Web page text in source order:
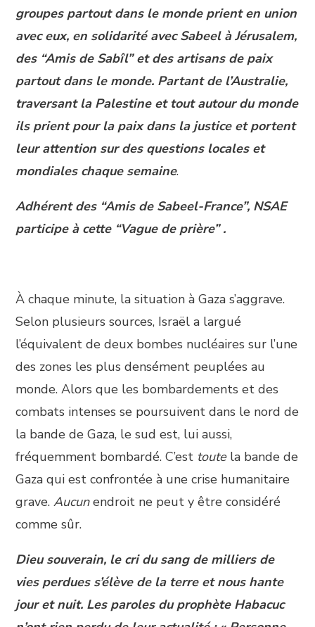
groupes partout dans le monde prient en union
avec eux, en solidarité avec Sabeel à Jérusalem,
des “Amis de Sabîl” et des artisans de paix
partout dans le monde. Partant de l’Australie,
traversant la Palestine et tout autour du monde
ils prient pour la paix dans la justice et portent
leur attention sur des questions locales et
mondiales chaque semaine.
Adhérent des “Amis de Sabeel-France”, NSAE
participe à cette “Vague de prière” .
À chaque minute, la situation à Gaza s’aggrave.
Selon plusieurs sources, Israël a largué
l’équivalent de deux bombes nucléaires sur l’une
des zones les plus densément peuplées au
monde. Alors que les bombardements et des
combats intenses se poursuivent dans le nord de
la bande de Gaza, le sud est, lui aussi,
fréquemment bombardé. C’est toutela bande de
Gaza qui est confrontée à une crise humanitaire
grave.Aucunendroit ne peut y être considéré
comme sûr.
Dieu souverain, le cri du sang de milliers de
vies perdues s’élève de la terre et nous hante
jour et nuit. Les paroles du prophète Habacuc